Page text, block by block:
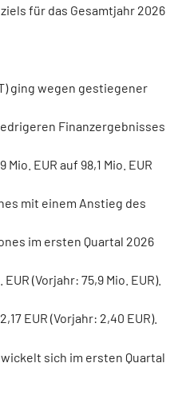
für das Gesamtjahr 2026
ging wegen gestiegener
Finanzergebnisses
EUR auf 98,1 Mio. EUR
mit einem Anstieg des
im ersten Quartal 2026
(Vorjahr: 75,9 Mio. EUR).
EUR (Vorjahr: 2,40 EUR).
sich im ersten Quartal